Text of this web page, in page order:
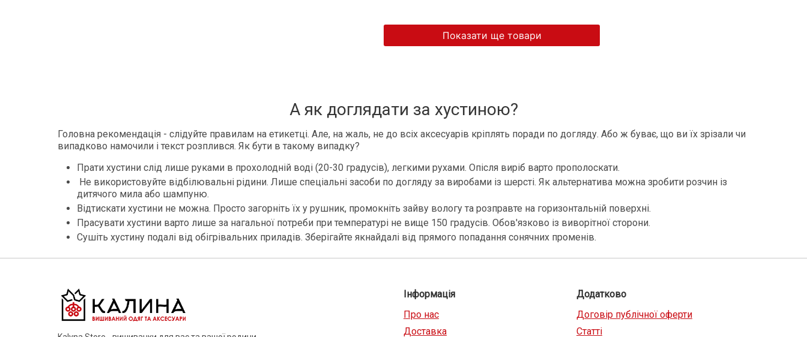
Показати ще товари
А як доглядати за хустиною?
Головна рекомендація - слідуйте правилам на етикетці. Але, на жаль, не до всіх аксесуарів кріплять поради по догляду. Або ж буває, що ви їх зрізали чи
випадково намочили і текст розплився. Як бути в такому випадку?
Прати хустини слід лише руками в прохолодній воді (20-30 градусів), легкими рухами. Опісля виріб варто прополоскати.
Не використовуйте відбілювальні рідини. Лише спеціальні засоби по догляду за виробами із шерсті. Як альтернатива можна зробити розчин із
дитячого мила або шампуню.
Відтискати хустини не можна. Просто загорніть їх у рушник, промокніть зайву вологу та розправте на горизонтальній поверхні.
Прасувати хустини варто лише за нагальної потреби при температурі не вище 150 градусів. Обов'язково із виворітної сторони.
Сушіть хустину подалі від обігрівальних приладів. Зберігайте якнайдалі від прямого попадання сонячних променів.
Інформація
Про нас
Доставка
Додатково
Договір публічної оферти
Статті